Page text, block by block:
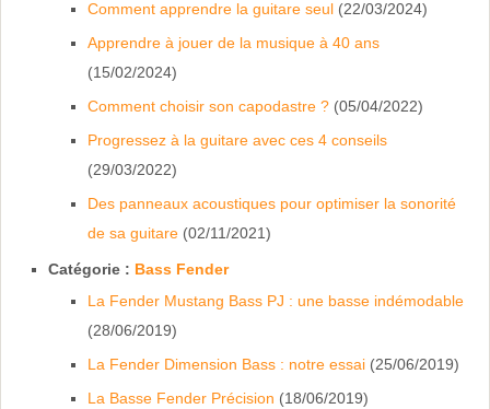
Comment apprendre la guitare seul (22/03/2024)
Apprendre à jouer de la musique à 40 ans
(15/02/2024)
Comment choisir son capodastre ? (05/04/2022)
Progressez à la guitare avec ces 4 conseils
(29/03/2022)
Des panneaux acoustiques pour optimiser la sonorité
de sa guitare (02/11/2021)
Catégorie : Bass Fender
La Fender Mustang Bass PJ : une basse indémodable
(28/06/2019)
La Fender Dimension Bass : notre essai (25/06/2019)
La Basse Fender Précision (18/06/2019)